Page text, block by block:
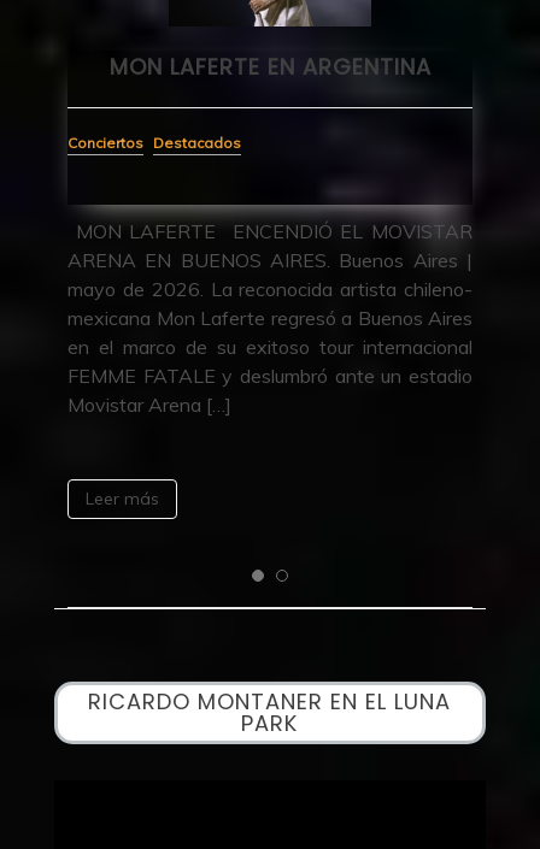
MON LAFERTE EN ARGENTINA
Conciertos Destacados
MON LAFERTE ENCENDIÓ EL MOVISTAR
ARENA EN BUENOS AIRES. Buenos Aires |
mayo de 2026. La reconocida artista chileno-
mexicana Mon Laferte regresó a Buenos Aires
en el marco de su exitoso tour internacional
FEMME FATALE y deslumbró ante un estadio
Movistar Arena […]
Leer más
RICARDO MONTANER EN EL LUNA
PARK